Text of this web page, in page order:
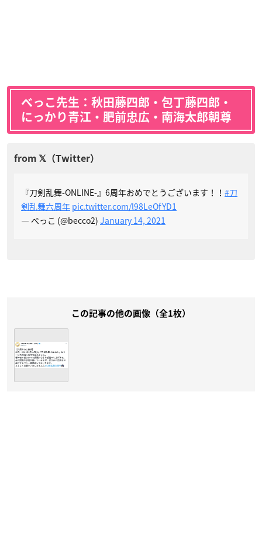
べっこ先生：秋田藤四郎・包丁藤四郎・
にっかり青江・肥前忠広・南海太郎朝尊
『刀剣乱舞-ONLINE-』6周年おめでとうございます！！ #刀
剣乱舞六周年 pic.twitter.com/l98LeOfYD1
— べっこ (@becco2) January 14, 2021
この記事の他の画像（全1枚）